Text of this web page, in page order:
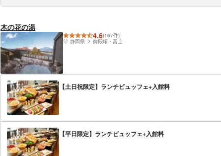
木の花の湯
4.6(167件)
静岡県
御殿場・富士
【土日祝限定】ランチビュッフェ+入館料
【平日限定】ランチビュッフェ+入館料